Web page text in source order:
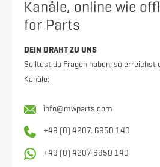
Kanäle, online wie
for Parts
DEIN DRAHT ZU UNS
Solltest du Fragen haben, so erreichst
Kanäle:
info@mwparts.com
+49 (0) 4207. 6950 140
+49 (0) 4207 6950 140